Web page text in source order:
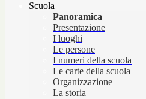
Scuola
Panoramica
Presentazione
I luoghi
Le persone
I numeri della scuola
Le carte della scuola
Organizzazione
La storia